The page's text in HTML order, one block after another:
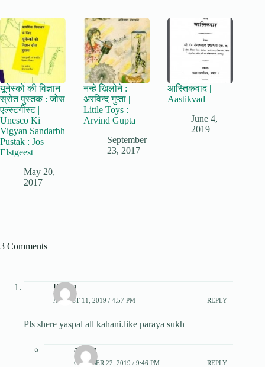
यूनेस्को की विज्ञान
स्रोत पुस्तक : जोस
एल्स्टगीस्ट |
Unesco Ki
Vigyan Sandarbh
Pustak : Jos
Elstgeest
May 20,
2017
नन्हे खिलोने :
अरविन्द गुप्ता |
Little Toys :
Arvind Gupta
September
23, 2017
आस्तिकवाद |
Aastikvad
June 4,
2019
3 Comments
Rinku
AUGUST 11, 2019 / 4:57 PM REPLY
Pls shere yaspal all kahani.like paraya sukh
admin
OCTOBER 22, 2019 / 9:46 PM REPLY